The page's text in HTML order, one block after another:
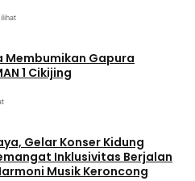
Membumikan Gapura
1 Cikijing
Gelar Konser Kidung
Inklusivitas Berjalan
Musik Keroncong